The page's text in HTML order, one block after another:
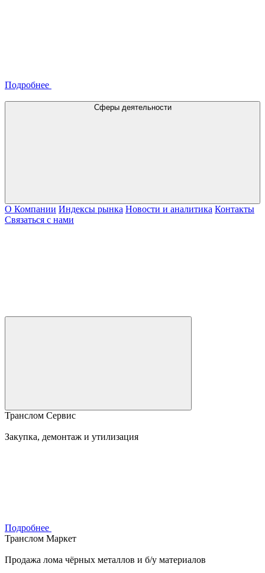
Подробнее
Сферы деятельности
О Компании Индексы рынка Новости и аналитика Контакты
Связаться с нами
Транслом Сервис
Закупка, демонтаж и утилизация
Подробнее
Транслом Маркет
Продажа лома чёрных металлов и б/у материалов